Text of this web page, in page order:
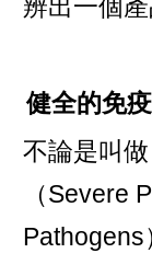
辨出一個
健全的免
不論是叫做
（Severe
Pathogens